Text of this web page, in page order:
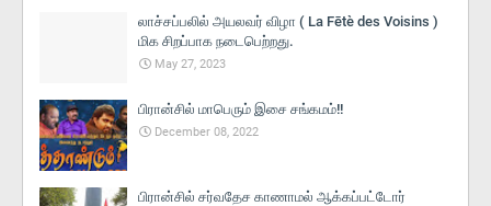
லாச்சப்பலில் அயலவர் விழா ( La Fētè des Voisins )
மிக சிறப்பாக நடைபெற்றது.
May 27, 2023
பிரான்சில் மாபெரும் இசை சங்கமம்!!
December 08, 2022
பிரான்சில் சர்வதேச காணாமல் ஆக்கப்பட்டோர்